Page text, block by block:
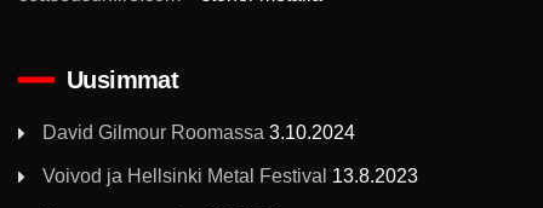
Uusimmat
David Gilmour Roomassa 3.10.2024
Voivod ja Hellsinki Metal Festival 13.8.2023